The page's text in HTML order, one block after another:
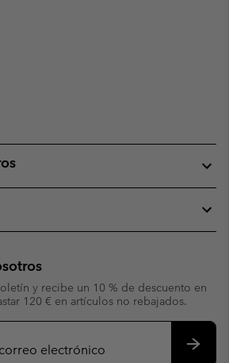
y recibe un 10 % de descuento en
120 € en artículos no rebajados.